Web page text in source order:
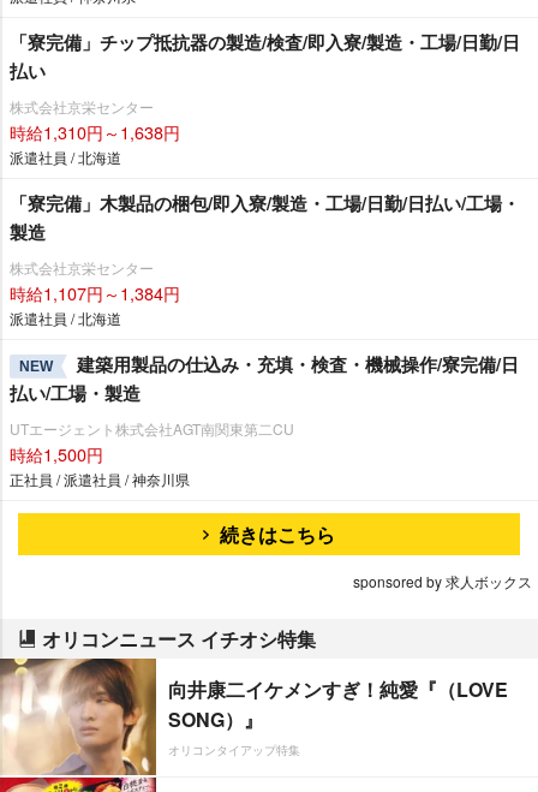
「寮完備」チップ抵抗器の製造/検査/即入寮/製造・工場/日勤/日
払い
株式会社京栄センター
時給1,310円～1,638円
派遣社員 / 北海道
「寮完備」木製品の梱包/即入寮/製造・工場/日勤/日払い/工場・
製造
株式会社京栄センター
時給1,107円～1,384円
派遣社員 / 北海道
NEW
建築用製品の仕込み・充填・検査・機械操作/寮完備/日
払い/工場・製造
UTエージェント株式会社AGT南関東第二CU
時給1,500円
正社員 / 派遣社員 / 神奈川県
続きはこちら
sponsored by 求人ボックス
オリコンニュース イチオシ特集
向井康二イケメンすぎ！純愛『（LOVE
SONG）』
オリコンタイアップ特集